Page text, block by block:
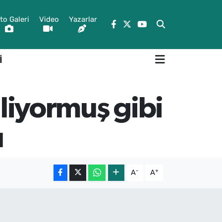
Galeri Video Yazarlar
gibi
A- A+